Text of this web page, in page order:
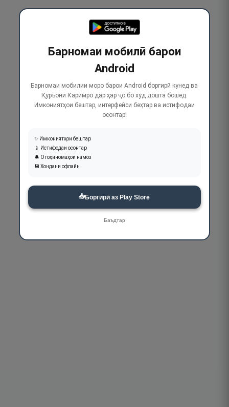
Барномаи мобилӣ барои
Android
Барномаи мобилии моро барои Android боргирӣ кунед ва
Қуръони Каримро дар ҳар ҷо бо худ дошта бошед.
Имкониятҳои бештар, интерфейси беҳтар ва истифодаи
осонтар!
✨ Имкониятҳои бештар
📱 Истифодаи осонтар
🔔 Огоҳиномаҳои намоз
💾 Хондани офлайн
📥Боргирӣ аз Play Store
Баъдтар